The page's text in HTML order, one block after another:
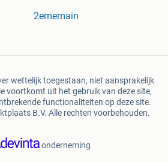
2ememain
wettelijk toegestaan, niet aansprakelijk
voortkomt uit het gebruik van deze site,
functionaliteiten op deze site.
B.V. Alle rechten voorbehouden.
onderneming